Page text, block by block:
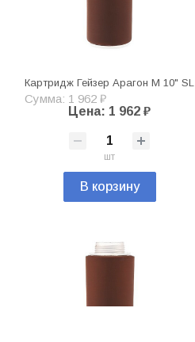
Картридж Гейзер Арагон М 10" SL
Сумма: 1 962 ₽
Цена: 1 962 ₽
шт
В корзину